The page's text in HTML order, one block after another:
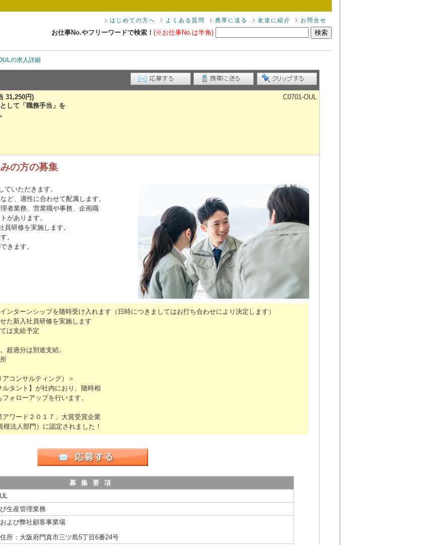
はじめての方へ よくある質問 携帯に送る 友達に紹介 お問合せ
お仕事No.やフリーワードで検索！ (※お仕事No.は半角)
の求人詳細
31,250円)
して「職務手当」を
C0701-OUL
の方の募集
いただきます。
ど、適性に合わせて配属します。
者業務、営業職や事務、企画職
があります。
研修を実施します。
。
きます。
ンターンシップを随時受け入れます（日時につきましてはお打ち合わせにより決定します）
た新入社員研修を実施します
は支給予定
超過分は別途支給。
コンサルティング）＞
タント】が社内におり、随時相
ォローアップを行います。
ワード２０１７」大賞受賞企業
法人部門）に認定されました！
募集要項
生産管理業務
よび弊社顧客事業場
所：大阪府門真市三ツ島5丁目6番24号